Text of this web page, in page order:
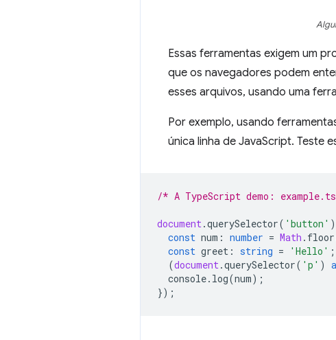
Essas ferramentas exigem um
que os navegadores podem
esses arquivos, usando uma
Por exemplo, usando
única linha de JavaScript. Teste
/* A TypeScript demo:
document.querySelector( 'button' )
const num : number = Math . floor
const greet : string = 'Hello' ;
(document.querySelector( 'p' )
console. log(num);
});